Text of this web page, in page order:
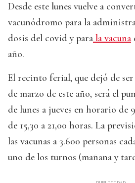
Desde este lunes vuelve a
vacunódromo para la
dosis del covid y para la vacuna
año.
El recinto ferial, que dejó de
de marzo de este año, será el
de lunes a jueves en horario de
de 15,30 a 21,00 horas. La
las vacunas a 3.600 personas
uno de los turnos (mañana y